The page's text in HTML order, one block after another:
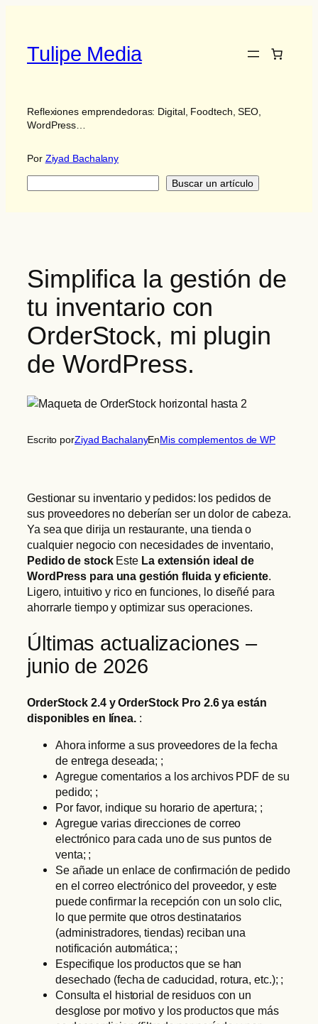
contenido
Tulipe Media
Reflexiones emprendedoras: Digital, Foodtech, SEO,
WordPress…
Por Ziyad Bachalany
Buscar un artículo
Simplifica la gestión de
tu inventario con
OrderStock, mi plugin
de WordPress.
Escrito porZiyad BachalanyEnMis complementos de WP
Gestionar su inventario y pedidos: los pedidos de
sus proveedores no deberían ser un dolor de cabeza.
Ya sea que dirija un restaurante, una tienda o
cualquier negocio con necesidades de inventario,
Pedido de stockEste La extensión ideal de
WordPress para una gestión fluida y eficiente.
Ligero, intuitivo y rico en funciones, lo diseñé para
ahorrarle tiempo y optimizar sus operaciones.
Últimas actualizaciones –
junio de 2026
OrderStock 2.4 y OrderStock Pro 2.6 ya están
disponibles en línea. :
Ahora informe a sus proveedores de la fecha
de entrega deseada; ;
Agregue comentarios a los archivos PDF de su
pedido; ;
Por favor, indique su horario de apertura; ;
Agregue varias direcciones de correo
electrónico para cada uno de sus puntos de
venta; ;
Se añade un enlace de confirmación de pedido
en el correo electrónico del proveedor, y este
puede confirmar la recepción con un solo clic,
lo que permite que otros destinatarios
(administradores, tiendas) reciban una
notificación automática; ;
Especifique los productos que se han
desechado (fecha de caducidad, rotura, etc.); ;
Consulta el historial de residuos con un
desglose por motivo y los productos que más